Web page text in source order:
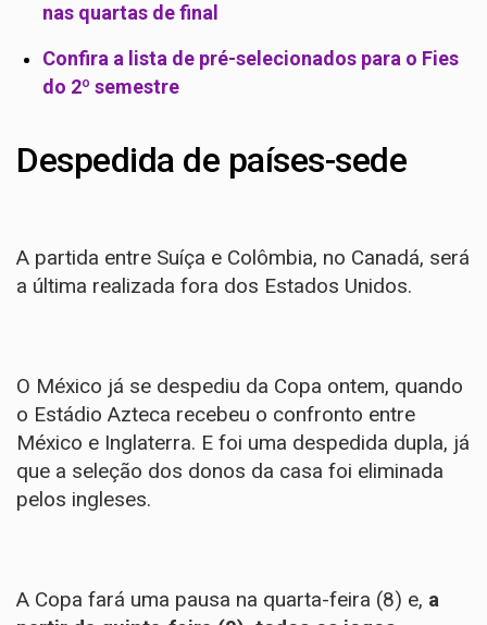
nas quartas de final
Confira a lista de pré-selecionados para o Fies
do 2º semestre
Despedida de países-sede
A partida entre Suíça e Colômbia, no Canadá, será
a última realizada fora dos Estados Unidos.
O México já se despediu da Copa ontem, quando
o Estádio Azteca recebeu o confronto entre
México e Inglaterra. E foi uma despedida dupla, já
que a seleção dos donos da casa foi eliminada
pelos ingleses.
A Copa fará uma pausa na quarta-feira (8) e, a